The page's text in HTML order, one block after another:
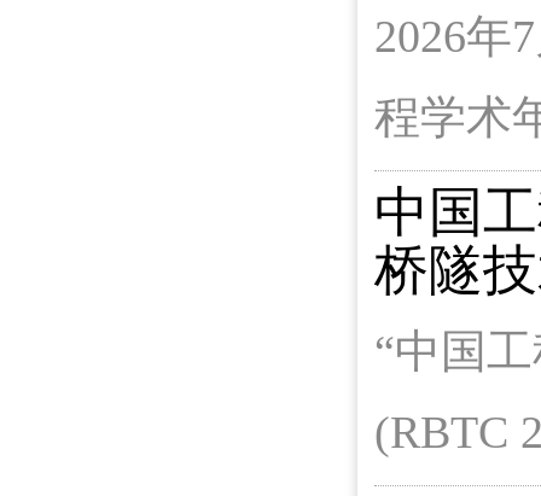
2026年
程学术
中国
桥隧
“中国
(RBTC